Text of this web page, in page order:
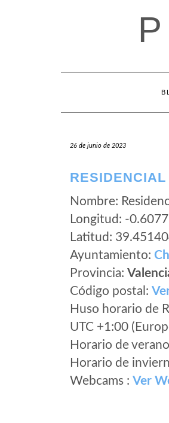
26 de junio de 2023
Nombre:
Longitud: -
Latitud:
Ayuntamiento:
Provincia:
Código postal:
Huso horario de
UTC +1:00
Horario de
Horario de
Webcams : Ver